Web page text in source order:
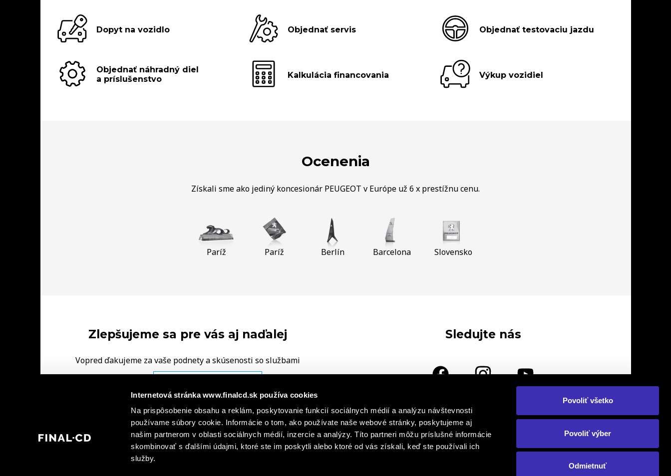
Internetová stránka www.finalcd.sk používa cookies
Na prispôsobenie obsahu a reklám, poskytovanie funkcií sociálnych médií a analýzu návštevnosti
používame súbory cookie. Informácie o tom, ako používate naše webové stránky, poskytujeme aj
našim partnerom v oblasti sociálnych médií, inzercie a analýzy. Títo partneri môžu príslušné informácie
skombinovať s ďalšími údajmi, ktoré ste im poskytli alebo ktoré od vás získali, keď ste používali ich
služby.
Povoliť všetko
Povoliť výber
Odmietnuť
Dopyt na vozidlo Objednať servis Objednať testovaciu jazdu
Objednať náhradný diel
a príslušenstvo
Kalkulácia financovania Výkup vozidiel
Ocenenia
Získali sme ako jediný koncesionár PEUGEOT v Európe už 6 x prestížnu cenu.
Paríž Paríž Berlín Barcelona Slovensko
Zlepšujeme sa pre vás aj naďalej
Vopred ďakujeme za vaše podnety a skúsenosti so službami
FINAL‑CD.
Ochrana osobných údajov |Informácie o kamerových záznamoch|Základné časti
dohody spoločných prevádzkovateľov|Informácie o súboroch cookies
Sledujte nás
alebo nás navštívte osobne